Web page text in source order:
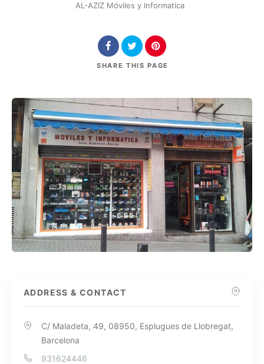
AL-AZIZ Móviles y Informatica
SHARE THIS PAGE
ADDRESS & CONTACT
C/ Maladeta, 49, 08950, Esplugues de Llobregat,
Barcelona
931624446